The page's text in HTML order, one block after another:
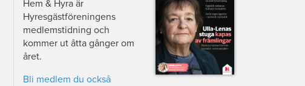
Hem & Hyra är
Hyresgästföreningens
medlemstidning och
kommer ut åtta gånger om
året.
Bli medlem du också